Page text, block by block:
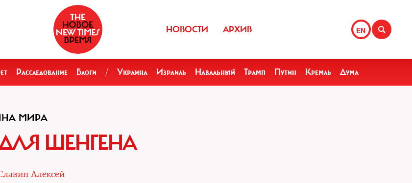
EN
НОВОСТИ АРХИВ
Расследование Блоги / Украина Израиль Навальный Трамп Путин Кремль Дума
МИРА
ШЕНГЕНА
Алексей